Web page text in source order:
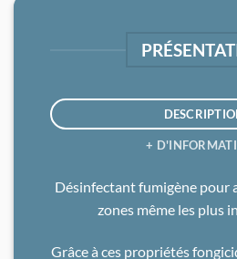
+
Désinfectant fumigène pour
zones même les plus
Grâce à ces propriétés